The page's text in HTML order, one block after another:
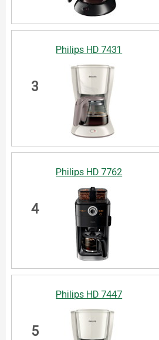
3
Philips HD 7431
4
Philips HD 7762
5
Philips HD 7447